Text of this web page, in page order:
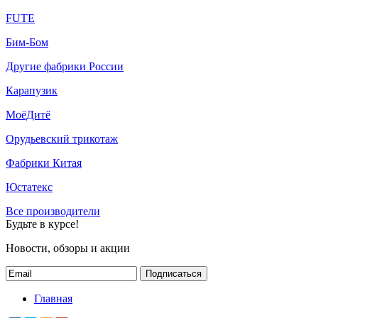
FUTE
Бим-Бом
Другие фабрики России
Карапузик
МоёДитё
Орудьевский трикотаж
Фабрики Китая
Юстатекс
Все производители
Будьте в курсе!
Новости, обзоры и акции
Подписаться
Главная